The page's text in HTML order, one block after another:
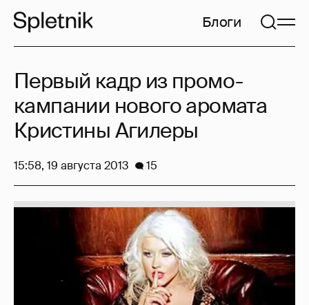
Блоги
Первый кадр из промо-
кампании нового аромата
Кристины Агилеры
15:58, 19 августа 2013 15